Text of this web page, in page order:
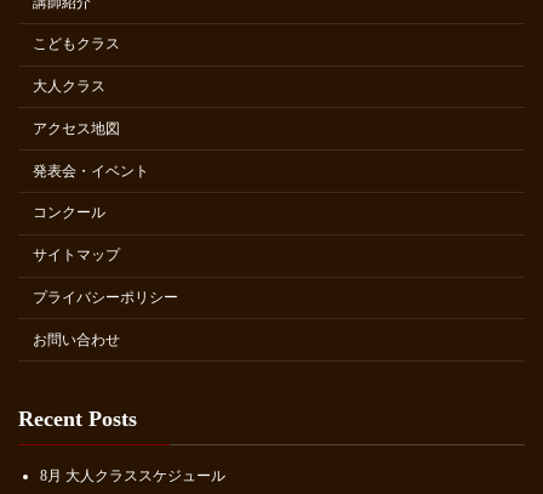
こどもクラス
大人クラス
アクセス地図
発表会・イベント
コンクール
サイトマップ
プライバシーポリシー
お問い合わせ
Recent Posts
8月 大人クラススケジュール